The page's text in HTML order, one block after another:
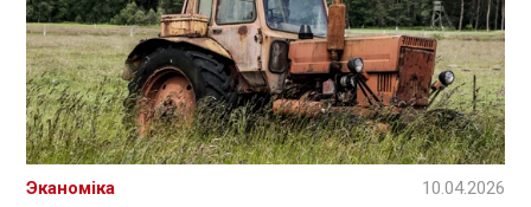
Эканоміка 10.04.2026